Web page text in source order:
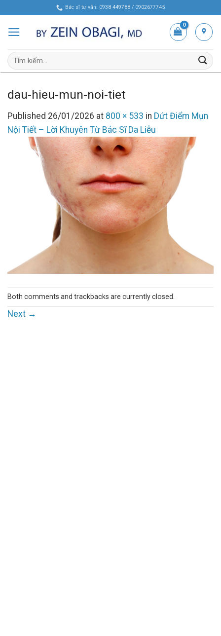
content
Bác sĩ tư vấn: 0938 449788 / 0902677745
Tìm
kiếm:
dau-hieu-mun-noi-tiet
Published 26/01/2026 at 800 × 533 in Dứt Điểm Mụn
Nội Tiết – Lời Khuyên Từ Bác Sĩ Da Liễu
Both comments and trackbacks are currently closed.
Next →